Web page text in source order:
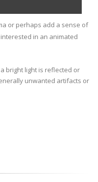
or perhaps add a sense of
in an animated
bright light is reflected or
unwanted artifacts or